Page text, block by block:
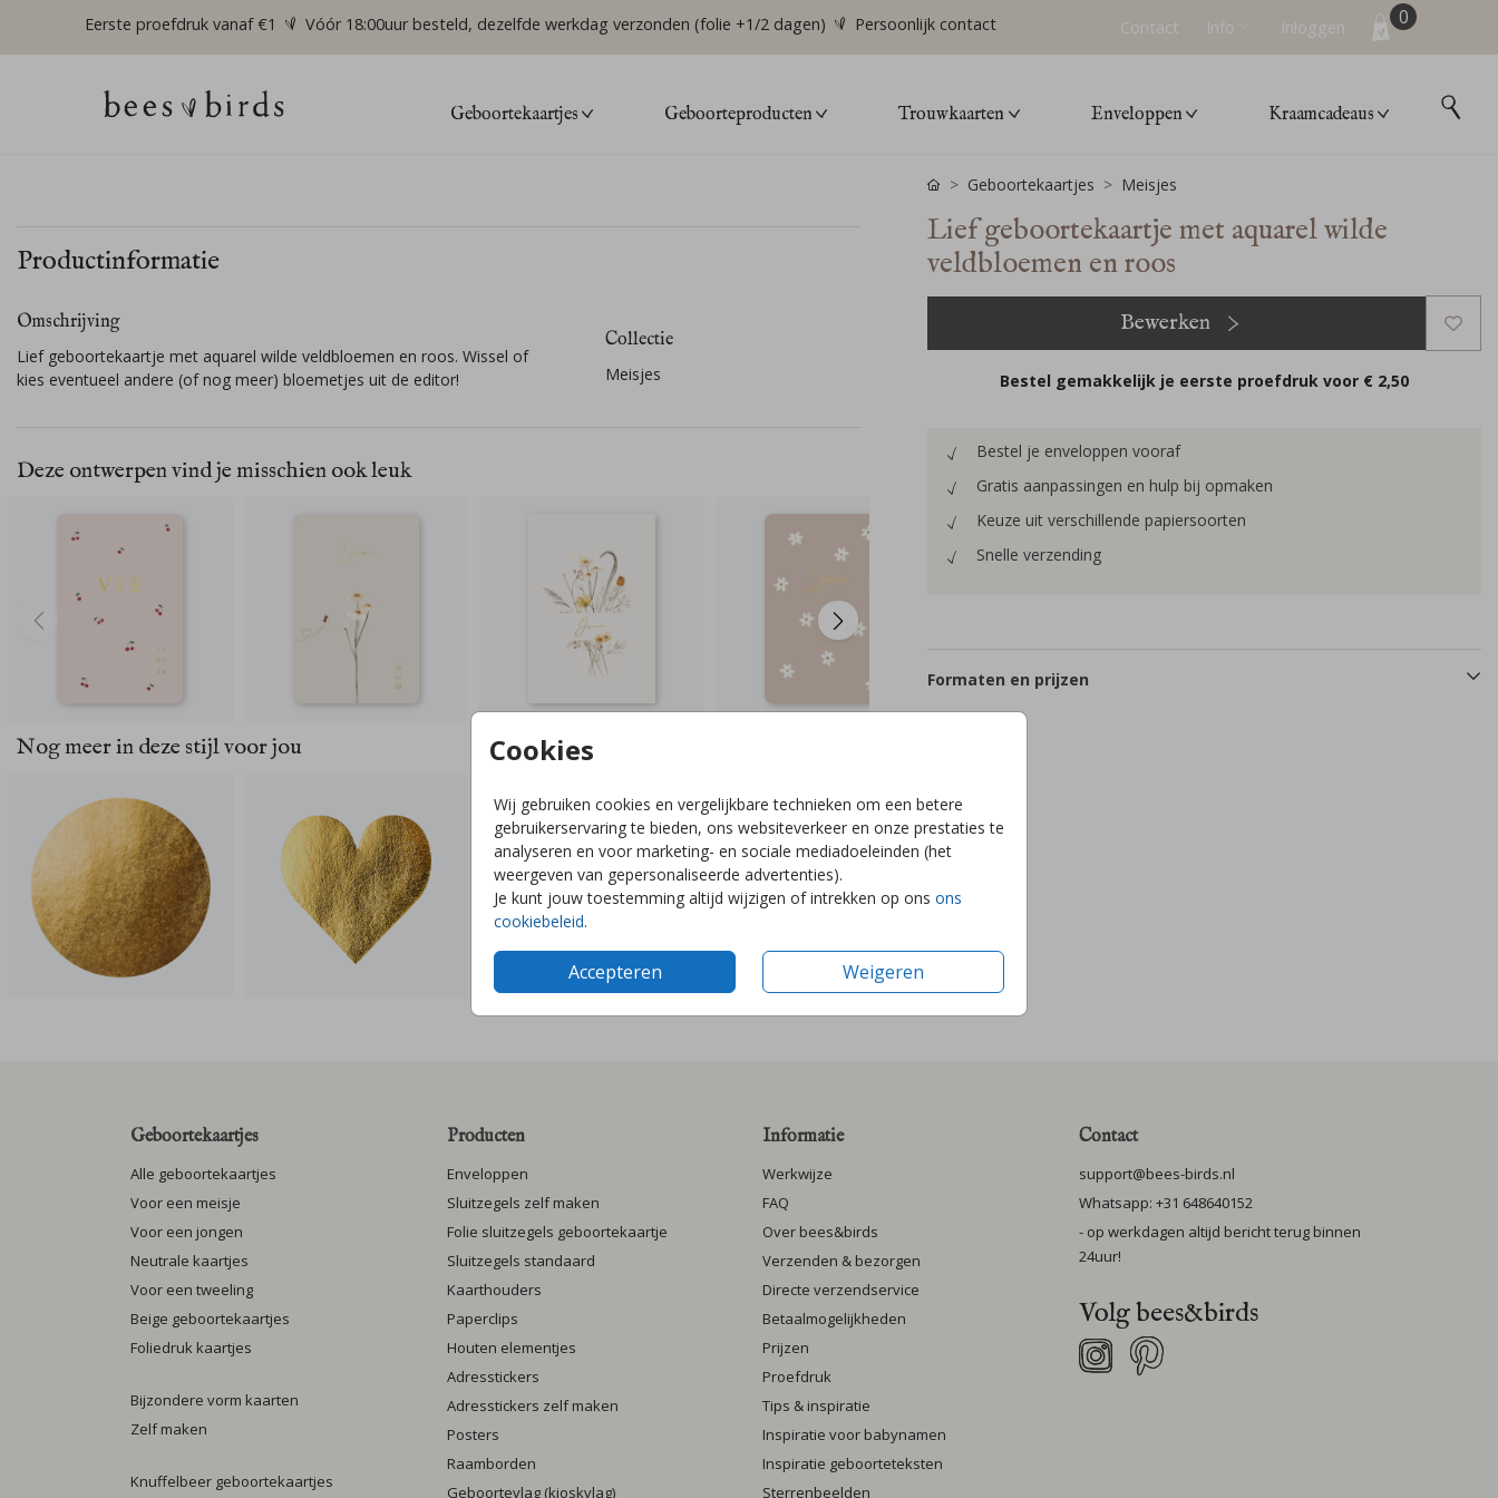
Eerste proefdruk vanaf €1 Vóór 18:00uur besteld, dezelfde werkdag verzonden (folie +1/2 dagen) Persoonlijk contact Contact Info Inloggen 0
Geboortekaartjes Geboorteproducten Trouwkaarten Enveloppen Kraamcadeaus
Cookies
Wij gebruiken cookies en vergelijkbare technieken om een betere
gebruikerservaring te bieden, ons websiteverkeer en onze prestaties te
analyseren en voor marketing- en sociale mediadoeleinden (het
weergeven van gepersonaliseerde advertenties).
Je kunt jouw toestemming altijd wijzigen of intrekken op ons ons
cookiebeleid.
Accepteren Weigeren
Productinformatie
Omschrijving
Lief geboortekaartje met aquarel wilde veldbloemen en roos. Wissel of
kies eventueel andere (of nog meer) bloemetjes uit de editor!
Collectie
Meisjes
Deze ontwerpen vind je misschien ook leuk
Nog meer in deze stijl voor jou
Geboortekaartjes Meisjes
Lief geboortekaartje met aquarel wilde
veldbloemen en roos
Bewerken
Bestel gemakkelijk je eerste proefdruk voor € 2,50
Bestel je enveloppen vooraf
Gratis aanpassingen en hulp bij opmaken
Keuze uit verschillende papiersoorten
Snelle verzending
Formaten en prijzen
Geboortekaartjes
Alle geboortekaartjes
Voor een meisje
Voor een jongen
Neutrale kaartjes
Voor een tweeling
Beige geboortekaartjes
Foliedruk kaartjes
Bijzondere vorm kaarten
Zelf maken
Knuffelbeer geboortekaartjes
Producten
Enveloppen
Sluitzegels zelf maken
Folie sluitzegels geboortekaartje
Sluitzegels standaard
Kaarthouders
Paperclips
Houten elementjes
Adresstickers
Adresstickers zelf maken
Posters
Raamborden
Geboortevlag (kioskvlag)
Informatie
Werkwijze
FAQ
Over bees&birds
Verzenden & bezorgen
Directe verzendservice
Betaalmogelijkheden
Prijzen
Proefdruk
Tips & inspiratie
Inspiratie voor babynamen
Inspiratie geboorteteksten
Sterrenbeelden
Contact
support@bees-birds.nl
Whatsapp: +31 648640152
- op werkdagen altijd bericht terug binnen
24uur!
Volg bees&birds